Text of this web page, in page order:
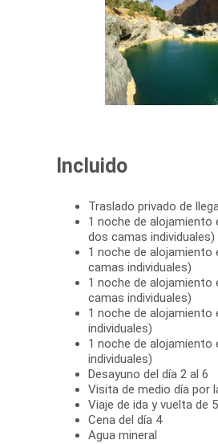
Incluido
Traslado privado de
1 noche de
dos camas individuales)
1 noche de alojamiento
camas individuales)
1 noche de alojamiento
camas individuales)
1 noche de alojamiento
individuales)
1 noche de alojamiento
individuales)
Desayuno del día 2 al 6
Visita de medio día por
Viaje de ida y vuelta de
Cena del día 4
Agua mineral